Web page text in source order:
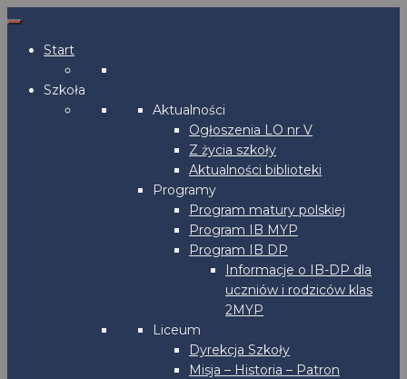
Start
Szkoła
Aktualności
Ogłoszenia LO nr V
Z życia szkoły
Aktualności biblioteki
Programy
Program matury polskiej
Program IB MYP
Program IB DP
Informacje o IB-DP dla
uczniów i rodziców klas
2MYP
Liceum
Dyrekcja Szkoły
Misja – Historia – Patron